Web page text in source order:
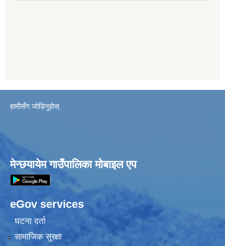
हामीसँग जाेडिनुहाेस्
मेन्छयायेम गाउँपालिका मोबाइल एप
eGov services
घटना दर्ता
सामाजिक सुरक्षा